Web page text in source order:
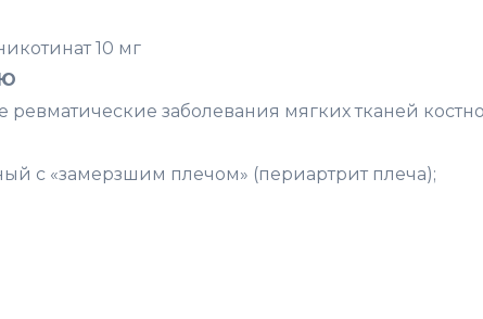
10 мг
заболевания мягких тканей
с «замерзшим плечом» (периартрит плеча);